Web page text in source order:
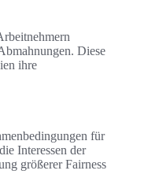
Diese
ihre
für
Interessen der
größerer Fairness